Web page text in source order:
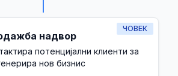
ЧОВЕК
надвор
потенцијални клиенти за
нов бизнис